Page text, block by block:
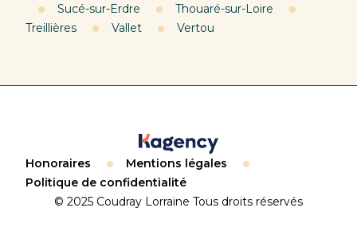
Sucé-sur-Erdre
Thouaré-sur-Loire
Treillières
Vallet Vertou
© 2025 Coudray Lorraine Tous droits réservés
Honoraires
Mentions légales
Politique de confidentialité